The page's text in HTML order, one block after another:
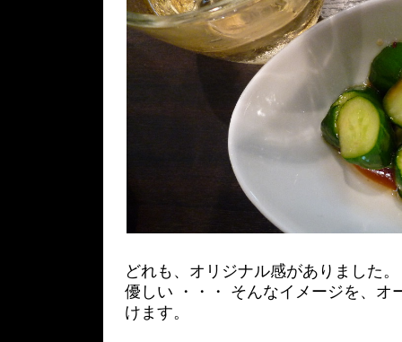
どれも、オリジナル感がありました。
優しい ・・・ そんなイメージを、オ
けます。